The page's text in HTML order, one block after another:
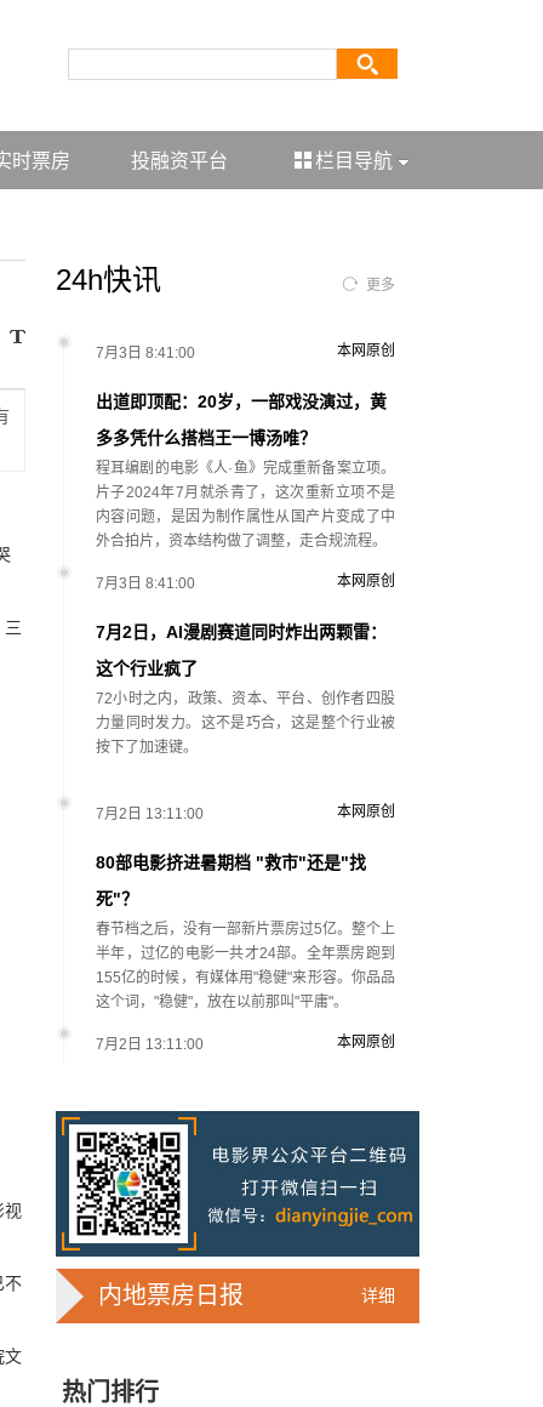
时票房 投融资平台 栏目导航
三
视
不
文
24h快讯 更多
7月3日 8:41:00
出道即顶配：20岁，一部戏没演过，黄
多多凭什么搭档王一博汤唯？
程耳编剧的电影《人·鱼》完成重新备案立项。
片子2024年7月就杀青了，这次重新立项不是
内容问题，是因为制作属性从国产片变成了中
外合拍片，资本结构做了调整，走合规流程。
本网原创
7月3日 8:41:00
7月2日，AI漫剧赛道同时炸出两颗雷：
这个行业疯了
72小时之内，政策、资本、平台、创作者四股
力量同时发力。这不是巧合，这是整个行业被
按下了加速键。
本网原创
7月2日 13:11:00
80部电影挤进暑期档 "救市"还是"找
死"？
春节档之后，没有一部新片票房过5亿。整个上
半年，过亿的电影一共才24部。全年票房跑到
155亿的时候，有媒体用"稳健"来形容。你品品
这个词，"稳健"，放在以前那叫"平庸"。
本网原创
7月2日 13:11:00
路
2025年，真人实拍微短剧的上线数量占比约
71%，AI微短剧不到30%。到了2026年第一季
度，这个比例完全倒挂——真人实拍跌到
32%，AI飙升到68%。
本网原创
华策拿《西游记》赌AI那天，半个影视
一个做了几十年传统影视的头部公司，用这种
本网原创
详细
内地票房日报
热门排行